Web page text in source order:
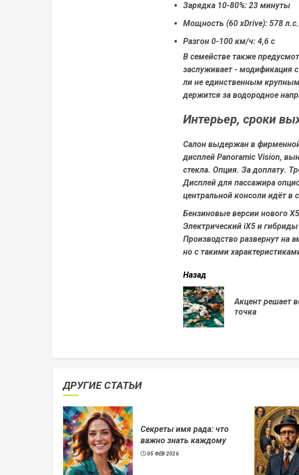
Зарядка 10-80%: 23 минуты
Мощность (60 xDrive): 578
Разгон 0-100 км/ч: 4,6 с
В семействе также
заслуживает - модификация
ли не единственным
держится за водородное
Интерьер, сроки
Салон выдержан в
дисплей Panoramic Vision,
стекла. Опция. За доплату.
Дисплей для пассажира
центральной консоли идёт в
Бензиновые версии нового
Электрический iX5 и
Производство развернут на
но с такими
читать
еще
Назад
Акцент решает
точка
ДРУГИЕ СТАТЬИ
Секреты имя рада: что
важно знать каждому
05 ФЕВ 2026